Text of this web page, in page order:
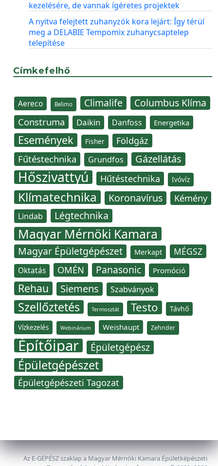
kezelésére, de vannak ígéretes projektek
A nyitva felejtett zuhanyzók kora lejárt: Így térül
meg a DELABIE Tempomix zuhanycsaptelep
telepítése
Címkefelhő
Aereco Belimo Climalife Columbus Klíma
Construma Daikin Danfoss Energetika
Események Fisher Földgáz
Fűtéstechnika Grundfos Gázellátás
Hőszivattyú Hűtéstechnika Ivóvíz
Klímatechnika Koronavírus Kémény
Lindab Légtechnika
Magyar Mérnöki Kamara
Magyar Épületgépészet Merkapt MÉGSZ
Oktatás OMÉN Panasonic Promóció
Rehau Siemens Szabványok
Szellőztetés Termosztát Testo Távhő
Vízkezelés Webinárium Weishaupt Zehnder
Építőipar Épületgépész
Épületgépészet
Épületgépészeti Tagozat
Az E-GÉPÉSZ szaklap a Magyar Mérnöki Kamara Épületképészeti